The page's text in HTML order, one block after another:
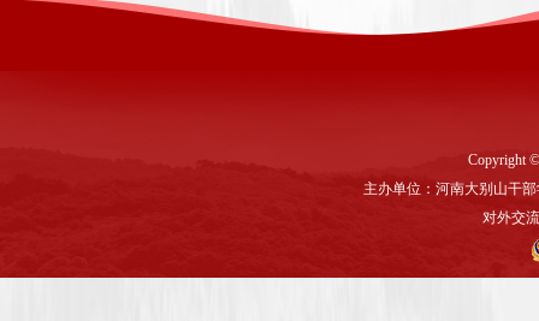
Copyright
主办单位：河南大别山干
对外交